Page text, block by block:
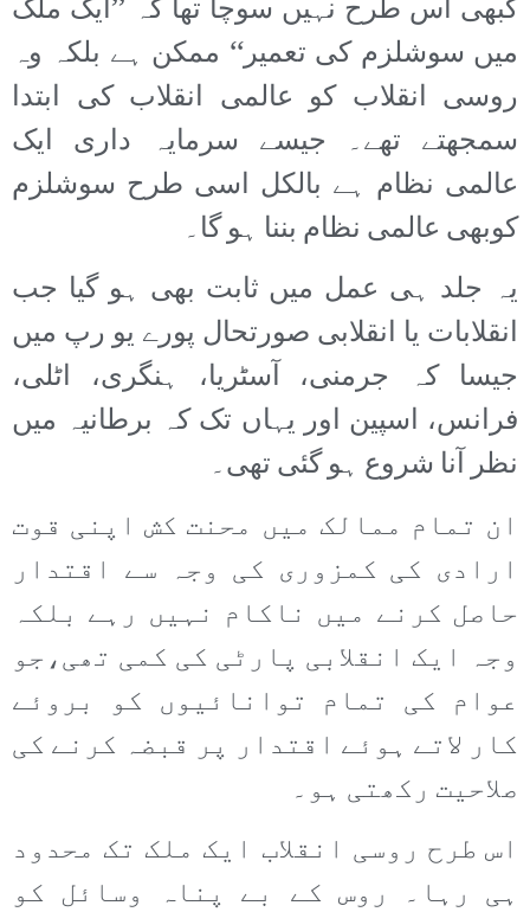
کبھی اس طرح نہیں سوچا تھا کہ ’’ایک ملک
میں سوشلزم کی تعمیر‘‘ ممکن ہے بلکہ وہ
روسی انقلاب کو عالمی انقلاب کی ابتدا
سمجھتے تھے۔ جیسے سرمایہ داری ایک
عالمی نظام ہے بالکل اسی طرح سوشلزم
کوبھی عالمی نظام بننا ہو گا۔
یہ جلد ہی عمل میں ثابت بھی ہو گیا جب
انقلابات یا انقلابی صورتحال پورے یو رپ میں
جیسا کہ جرمنی، آسٹریا، ہنگری، اٹلی،
فرانس، اسپین اور یہاں تک کہ برطانیہ میں
نظر آنا شروع ہو گئی تھی۔
ان تمام ممالک میں محنت کش اپنی قوت
ارادی کی کمزوری کی وجہ سے اقتدار
حاصل کرنے میں ناکام نہیں رہے بلکہ
وجہ ایک انقلابی پارٹی کی کمی تھی،جو
عوام کی تمام توانائیوں کو بروئے
کار لاتے ہوئے اقتدار پر قبضہ کرنے کی
صلاحیت رکھتی ہو۔
اس طرح روسی انقلاب ایک ملک تک محدود
ہی رہا۔ روس کے بے پناہ وسائل کو